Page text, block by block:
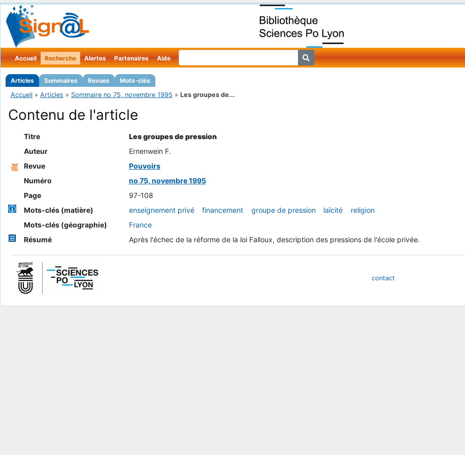
Accueil Recherche
Articles Sommaires Revues Mots-clés
Alertes Partenaires Aide
Accueil » Articles » Sommaire no 75, novembre 1995 » Les groupes de...
Contenu de l'article
Titre
Les groupes de pression
Auteur
Ernenwein F.
Revue
Pouvoirs
Numéro
no 75, novembre 1995
Page
97-108
Mots-clés (matière)
enseignement privé financement groupe de pression laïcité
religion
Mots-clés (géographie)
France
Résumé
Après l'échec de la réforme de la loi Falloux, description des pressions de l'école privée.
contact